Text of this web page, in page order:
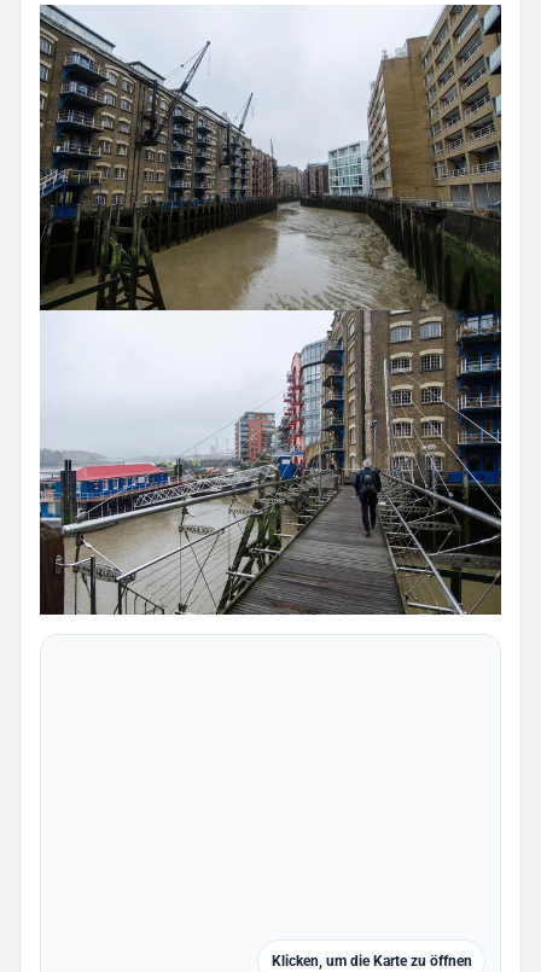
Klicken, um die Karte zu öffnen